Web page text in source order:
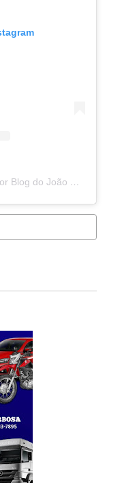
Uma publicação compartilhada por Blog do João Marcolino (@joaomarcolinoneto)